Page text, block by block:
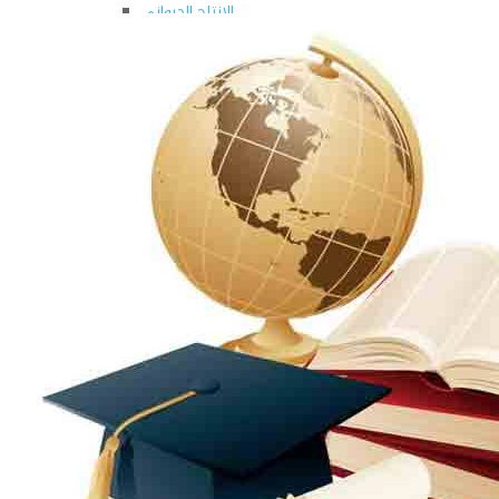
الإنتاج الحيواني
بساتين الفاكهة
الحشرات الإقتصادية والمبيدات
الحيوان والنيماتولوجيا الزراعية
الخضر
الصناعات الغذائية
الكيميـــاء الحيوية
النبات الزراعى
المحاصيل
الميكروبيولوجيا الزراعية
الهندسة الزراعية
الوراثة
البرامج التعليمية
برامج اللغة العربية
برامج اللغة الانجليزية
التعليم المفتوح
عن الكلية